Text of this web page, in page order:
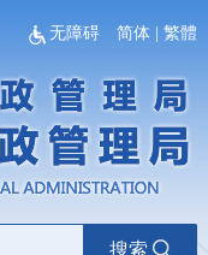
无障碍 简体 |繁體
搜索